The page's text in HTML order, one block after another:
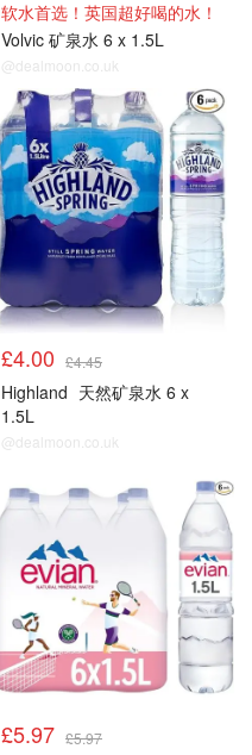
软水首选！英国超好喝的水！
Volvic 矿泉水 6 x 1.5L
@dealmoon.co.uk
£4.00 £4.45
Highland 天然矿泉水 6 x
1.5L
@dealmoon.co.uk
£5.97 £5.97